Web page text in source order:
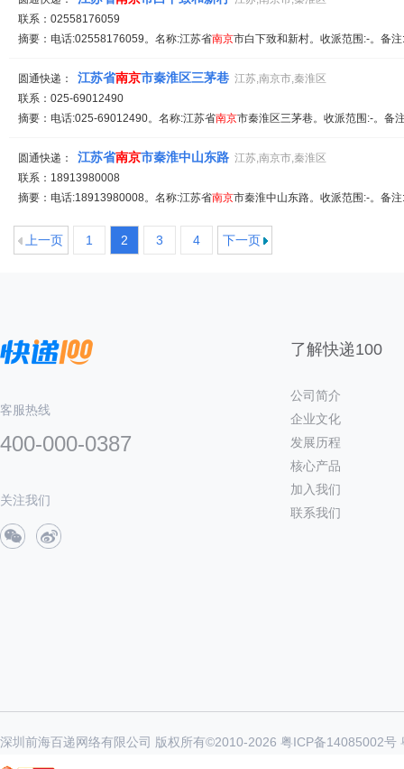
联系：02558176059
摘要：电话:02558176059。名称:江苏省南京市白下致和新村。收派范围:-。备
圆通快递： 江苏省南京市秦淮区三茅巷 江苏,南京市,秦淮区
联系：025-69012490
摘要：电话:025-69012490。名称:江苏省南京市秦淮区三茅巷。收派范围:-。备
圆通快递： 江苏省南京市秦淮中山东路 江苏,南京市,秦淮区
联系：18913980008
摘要：电话:18913980008。名称:江苏省南京市秦淮中山东路。收派范围:-。备
上一页 1 2 3 4 下一页
客服热线
400-000-0387
关注我们
了解快递100
公司简介
企业文化
发展历程
核心产品
加入我们
联系我们
深圳前海百递网络有限公司 版权所有©2010-2026 粤ICP备14085002号